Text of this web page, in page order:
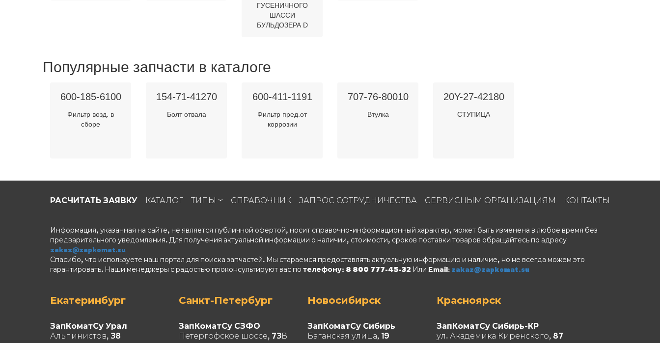
ГУСЕНИЧНОГО
ШАССИ
БУЛЬДОЗЕРА D
Популярные запчасти в каталоге
600-185-6100
Фильтр возд. в
сборе
154-71-41270
Болт отвала
600-411-1191
Фильтр пред.от
коррозии
707-76-80010
Втулка
20Y-27-42180
СТУПИЦА
РАСЧИТАТЬ ЗАЯВКУ КАТАЛОГ ТИПЫ СПРАВОЧНИК ЗАПРОС СОТРУДНИЧЕСТВА СЕРВИСНЫМ ОРГАНИЗАЦИЯМ КОНТАКТЫ
Информация, указанная на сайте, не является публичной офертой, носит справочно-информационный характер, может быть изменена в любое время без
предварительного уведомления. Для получения актуальной информации о наличии, стоимости, сроков поставки товаров обращайтесь по адресу
zakaz@zapkomat.su
Спасибо, что используете наш портал для поиска запчастей. Мы стараемся предоставлять актуальную информацию и наличие, но не всегда можем это
гарантировать. Наши менеджеры с радостью проконсультируют вас по телефону: 8 800 777-45-32 Или Email: zakaz@zapkomat.su
Екатеринбург
ЗапКоматСу Урал
Альпинистов, 38
Санкт-Петербург
ЗапКоматСу СЗФО
Петергофское шоссе, 73В
Новосибирск
ЗапКоматСу Сибирь
Баганская улица, 19
Красноярск
ЗапКоматСу Сибирь-КР
ул. Академика Киренского, 87